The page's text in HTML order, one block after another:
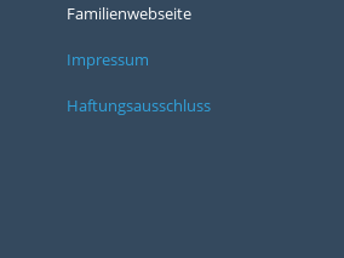
Familienwebseite
Impressum
Haftungsausschluss